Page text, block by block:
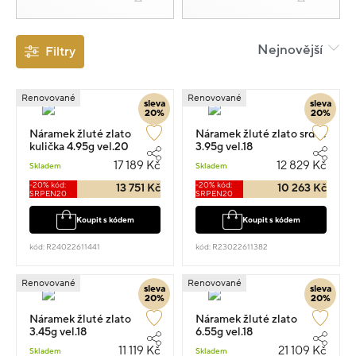
Nejnovější
Filtry
sleva
20%
Renovované
Náramek žluté zlato
kulička 4.95g vel.20
Skladem 17 189 Kč
-20% kód:
SRPEN20
13 751 Kč
Koupit s kódem
kód: R24022611441
sleva
20%
Renovované
Náramek žluté zlato srdce
3.95g vel.18
Skladem 12 829 Kč
-20% kód:
SRPEN20
10 263 Kč
Koupit s kódem
kód: R23022611382
sleva
20%
Renovované
Náramek žluté zlato
3.45g vel.18
Skladem 11 119 Kč
sleva
20%
Renovované
Náramek žluté zlato
6.55g vel.18
Skladem 21 109 Kč